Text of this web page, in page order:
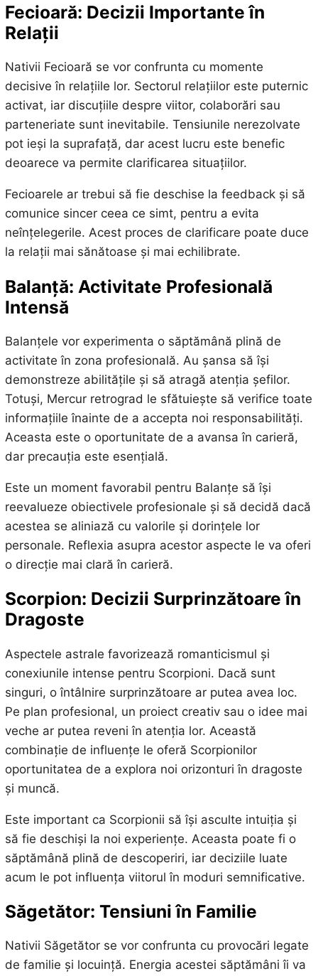
Fecioară: Decizii Importante în
Relații
Nativii Fecioară se vor confrunta cu momente
decisive în relațiile lor. Sectorul relațiilor este puternic
activat, iar discuțiile despre viitor, colaborări sau
parteneriate sunt inevitabile. Tensiunile nerezolvate
pot ieși la suprafață, dar acest lucru este benefic
deoarece va permite clarificarea situațiilor.
Fecioarele ar trebui să fie deschise la feedback și să
comunice sincer ceea ce simt, pentru a evita
neînțelegerile. Acest proces de clarificare poate duce
la relații mai sănătoase și mai echilibrate.
Balanță: Activitate Profesională
Intensă
Balanțele vor experimenta o săptămână plină de
activitate în zona profesională. Au șansa să își
demonstreze abilitățile și să atragă atenția șefilor.
Totuși, Mercur retrograd le sfătuiește să verifice toate
informațiile înainte de a accepta noi responsabilități.
Aceasta este o oportunitate de a avansa în carieră,
dar precauția este esențială.
Este un moment favorabil pentru Balanțe să își
reevalueze obiectivele profesionale și să decidă dacă
acestea se aliniază cu valorile și dorințele lor
personale. Reflexia asupra acestor aspecte le va oferi
o direcție mai clară în carieră.
Scorpion: Decizii Surprinzătoare în
Dragoste
Aspectele astrale favorizează romanticismul și
conexiunile intense pentru Scorpioni. Dacă sunt
singuri, o întâlnire surprinzătoare ar putea avea loc.
Pe plan profesional, un proiect creativ sau o idee mai
veche ar putea reveni în atenția lor. Această
combinație de influențe le oferă Scorpionilor
oportunitatea de a explora noi orizonturi în dragoste
și muncă.
Este important ca Scorpionii să își asculte intuiția și
să fie deschiși la noi experiențe. Aceasta poate fi o
săptămână plină de descoperiri, iar deciziile luate
acum le pot influența viitorul în moduri semnificative.
Săgetător: Tensiuni în Familie
Nativii Săgetător se vor confrunta cu provocări legate
de familie și locuință. Energia acestei săptămâni îi va